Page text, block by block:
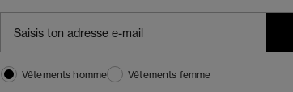
Vêtements homme
Vêtements femme